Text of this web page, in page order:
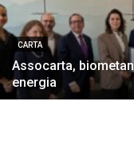
CARTA
Assocarta,
energia